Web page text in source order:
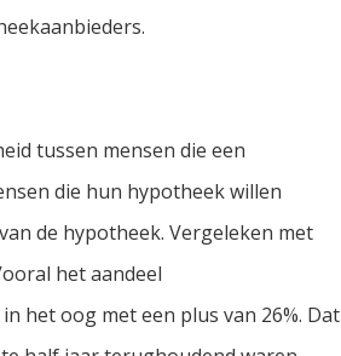
tussen mensen die een
die hun hypotheek willen
de hypotheek. Vergeleken met
het aandeel
het oog met een plus van 26%. Dat